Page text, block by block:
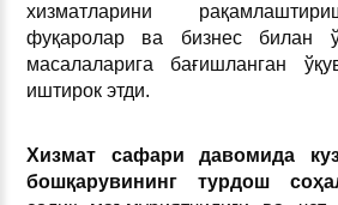
хизматларини
фуқаролар ва бизнес билан
масалаларига бағишланган
иштирок этди.
Хизмат сафари давомида
бошқарувининг турдош